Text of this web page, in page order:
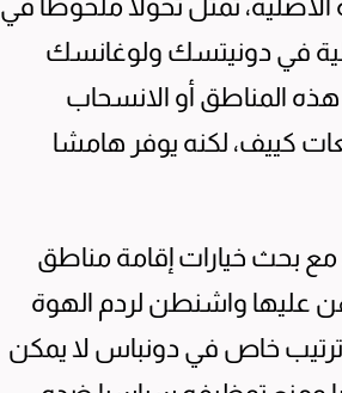
الأصلية، تمثّل تحولا ملحوظا في
في دونيتسك ولوغانسك
المناطق أو الانسحاب
كييف، لكنه يوفر هامشا
مع بحث خيارات إقامة مناطق
عليها واشنطن لردم الهوة
ترتيب خاص في دونباس لا يمكن